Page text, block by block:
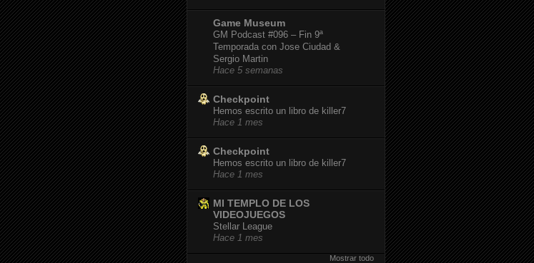
Game Museum
GM Podcast #096 – Fin 9ª
Temporada con Jose Ciudad &
Sergio Martin
Hace 5 semanas
Checkpoint
Hemos escrito un libro de killer7
Hace 1 mes
Checkpoint
Hemos escrito un libro de killer7
Hace 1 mes
MI TEMPLO DE LOS
VIDEOJUEGOS
Stellar League
Hace 1 mes
Mostrar todo